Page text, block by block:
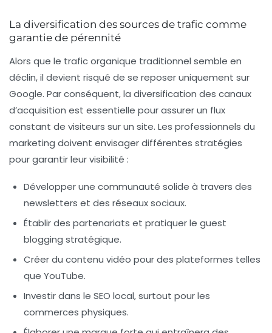
La diversification des sources de trafic comme
garantie de pérennité
Alors que le trafic organique traditionnel semble en
déclin, il devient risqué de se reposer uniquement sur
Google. Par conséquent, la diversification des canaux
d’acquisition est essentielle pour assurer un flux
constant de visiteurs sur un site. Les professionnels du
marketing doivent envisager différentes stratégies
pour garantir leur visibilité :
Développer une communauté solide à travers des
newsletters et des réseaux sociaux.
Établir des partenariats et pratiquer le guest
blogging stratégique.
Créer du contenu vidéo pour des plateformes telles
que YouTube.
Investir dans le SEO local, surtout pour les
commerces physiques.